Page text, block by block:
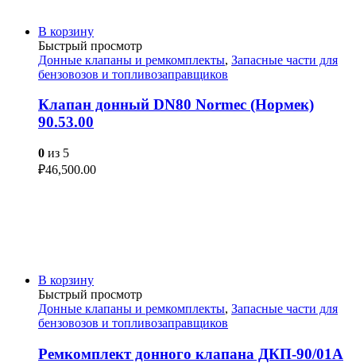
В корзину
Быстрый просмотр
Донные клапаны и ремкомплекты, Запасные части для
бензовозов и топливозаправщиков
Клапан донный DN80 Normec (Нормек)
90.53.00
0 из 5
₽46,500.00
В корзину
Быстрый просмотр
Донные клапаны и ремкомплекты, Запасные части для
бензовозов и топливозаправщиков
Ремкомплект донного клапана ДКП-90/01А